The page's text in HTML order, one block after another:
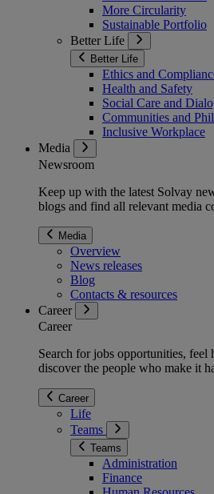
More Circularity
Sustainable Portfolio
Better Life
Better Life
Ethics and
Health and Safety
Social Care and
Communities and
Inclusive Workplace
Media
Newsroom
Keep up with the latest Solvay
blogs and find all relevant media
Media
Overview
News releases
Blog
Contacts & resources
Career
Career
Search for jobs opportunities,
discover the people who make it
Career
Life
Teams
Teams
Administration
Finance